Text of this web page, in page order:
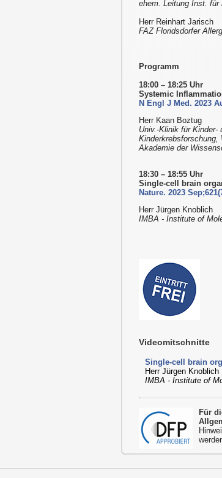
ehem. Leitung Inst. für
Herr Reinhart Jarisch
FAZ Floridsdorfer
Programm
18:00 – 18:25 Uhr
Systemic
N Engl J Med. 2023
Herr Kaan Boztug
Univ.-Klinik für Kinder-
Kinderkrebsforschung,
Akademie der
18:30 – 18:55 Uhr
Single-cell brain
Nature. 2023
Herr Jürgen Knoblich
IMBA - Institute of
Videomitschnitte
Single-cell brain
Herr Jürgen Knoblich
IMBA - Institute of
Für